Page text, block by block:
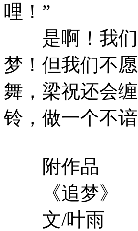
哩！”
是啊！我们
梦！但我们不
舞，梁祝还会
铃，做一个不
附作品
《追梦》
文/叶雨